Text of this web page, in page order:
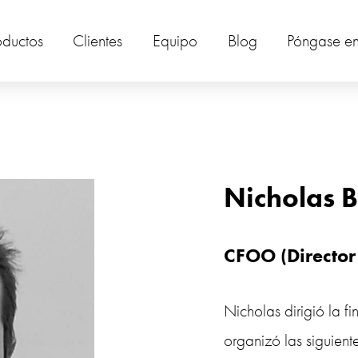
Clientes Equipo Blog Póngase
Nicholas
CFOO
Nicholas dirigió la
organizó las